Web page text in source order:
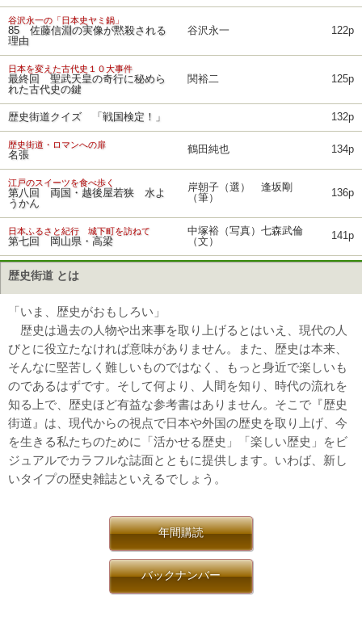
谷沢永一の「日本史ヤミ鍋」
85 佐藤信淵の実像が黙殺される
理由
谷沢永一 122p
日本を変えた古代史１０大事件
最終回 聖武天皇の奇行に秘めら
れた古代史の鍵
関裕二 125p
歴史街道クイズ 「戦国検定！」 132p
歴史街道・ロマンへの扉
名張 鶴田純也 134p
江戸のスイーツを食べ歩く
第八回 両国・越後屋若狭 水よ
うかん
岸朝子（選） 逢坂剛
（筆）
136p
日本ふるさと紀行 城下町を訪ねて
第七回 岡山県・高梁
中塚裕（写真）七森武倫
（文）
141p
歴史街道 とは
「いま、歴史がおもしろい」
歴史は過去の人物や出来事を取り上げるとはいえ、現代の人
びとに役立たなければ意味がありません。また、歴史は本来、
そんなに堅苦しく難しいものではなく、もっと身近で楽しいも
のであるはずです。そして何より、人間を知り、時代の流れを
知る上で、歴史ほど有益な参考書はありません。そこで『歴史
街道』は、現代からの視点で日本や外国の歴史を取り上げ、今
を生きる私たちのために「活かせる歴史」「楽しい歴史」をビ
ジュアルでカラフルな誌面とともに提供します。いわば、新し
いタイプの歴史雑誌といえるでしょう。
年間購読
バックナンバー